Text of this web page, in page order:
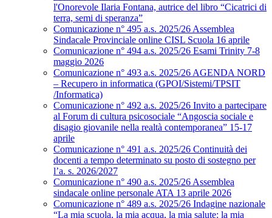
l'Onorevole Ilaria Fontana, autrice del libro “Cicatrici di
terra, semi di speranza”
Comunicazione n° 495 a.s. 2025/26 Assemblea
Sindacale Provinciale online CISL Scuola 16 aprile
Comunicazione n° 494 a.s. 2025/26 Esami Trinity 7-8
maggio 2026
Comunicazione n° 493 a.s. 2025/26 AGENDA NORD
– Recupero in informatica (GPOI/Sistemi/TPSIT
/Informatica)
Comunicazione n° 492 a.s. 2025/26 Invito a partecipare
al Forum di cultura psicosociale “Angoscia sociale e
disagio giovanile nella realtà contemporanea” 15-17
aprile
Comunicazione n° 491 a.s. 2025/26 Continuità dei
docenti a tempo determinato su posto di sostegno per
l’a. s. 2026/2027
Comunicazione n° 490 a.s. 2025/26 Assemblea
sindacale online personale ATA 13 aprile 2026
Comunicazione n° 489 a.s. 2025/26 Indagine nazionale
“La mia scuola, la mia acqua, la mia salute: la mia